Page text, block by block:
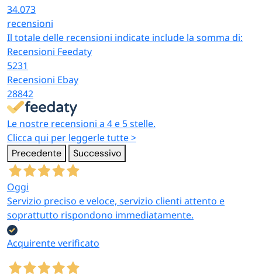
34.073
recensioni
Il totale delle recensioni indicate include la somma di:
Recensioni Feedaty
5231
Recensioni Ebay
28842
Le nostre recensioni a 4 e 5 stelle.
Clicca qui per leggerle tutte >
Precedente Successivo
Oggi
Servizio preciso e veloce, servizio clienti attento e
soprattutto rispondono immediatamente.
Acquirente verificato